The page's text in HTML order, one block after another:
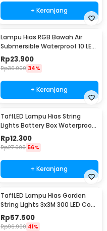
+ Keranjang
Lampu Hias RGB Bawah Air
Submersible Waterproof 10 LED
with Remote - 13017
Rp23.900
Rp36.000 34%
+ Keranjang
TaffLED Lampu Hias String
Lights Battery Box Waterproof
50 LED 5M - G5
Rp12.300
Rp27.900 56%
+ Keranjang
TaffLED Lampu Hias Gorden
String Lights 3x3M 300 LED Cool
White 18W - 300L
Rp57.500
Rp96.900 41%